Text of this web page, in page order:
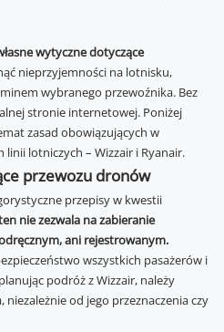
wytyczne dotyczące
nieprzyjemności na lotnisku,
wybranego przewoźnika. Bez
stronie internetowej. Poniżej
zasad obowiązujących w
lotniczych – Wizzair i Ryanair.
przewozu dronów
przepisy w kwestii
nie zezwala na zabieranie
ani rejestrowanym.
wszystkich pasażerów i
podróż z Wizzair, należy
od jego przeznaczenia czy